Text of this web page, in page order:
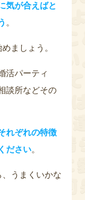
気が合えばと
。
ましょう。
活パーティ
談所などその
れぞれの特徴
ださい。
うまくいかな